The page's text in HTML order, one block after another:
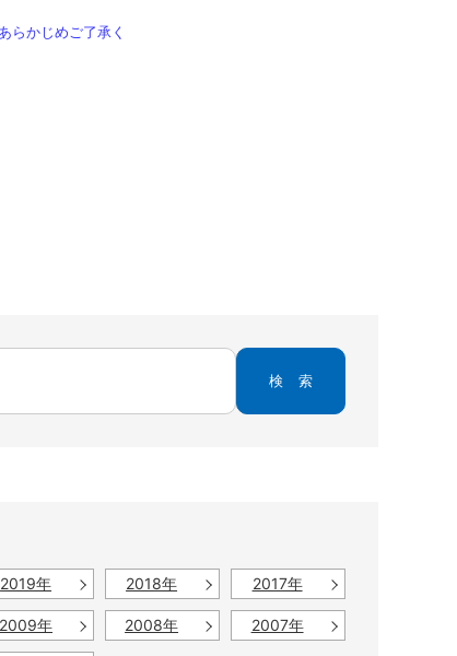
らかじめご了承く
検索
2019年 2018年 2017年
2009年 2008年 2007年